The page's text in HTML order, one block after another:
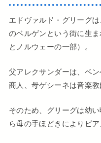
エドヴァルド・グリーグ
のベルゲンという街に生
とノルウェーの一部）。
父アレクサンダーは、ベ
商人、母ゲシーネは音楽教
そのため、グリーグは幼
ら母の手ほどきによりピア